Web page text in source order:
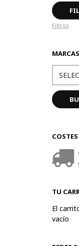
Filtros
MARCAS
TU
El
vacío